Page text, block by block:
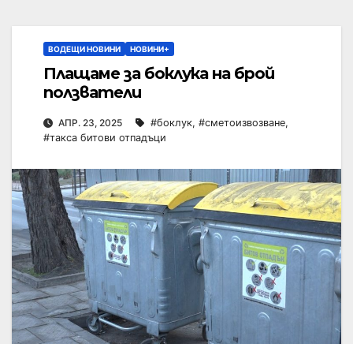
ВОДЕЩИ НОВИНИ НОВИНИ+
Плащаме за боклука на брой
ползватели
АПР. 23, 2025 #боклук, #сметоизвозване,
#такса битови отпадъци